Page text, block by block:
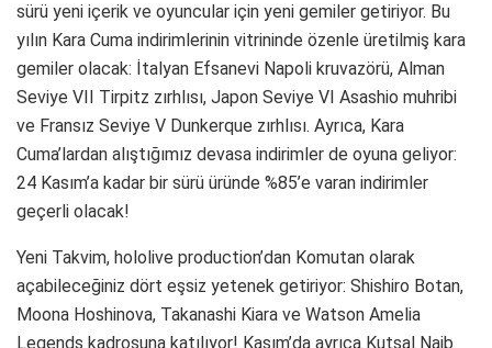
sürü yeni içerik ve oyuncular için yeni gemiler getiriyor. Bu
yılın Kara Cuma indirimlerinin vitrininde özenle üretilmiş kara
gemiler olacak: İtalyan Efsanevi Napoli kruvazörü, Alman
Seviye VII Tirpitz zırhlısı, Japon Seviye VI Asashio muhribi
ve Fransız Seviye V Dunkerque zırhlısı. Ayrıca, Kara
Cuma’lardan alıştığımız devasa indirimler de oyuna geliyor:
24 Kasım’a kadar bir sürü üründe %85’e varan indirimler
geçerli olacak!
Yeni Takvim, hololive production’dan Komutan olarak
açabileceğiniz dört eşsiz yetenek getiriyor: Shishiro Botan,
Moona Hoshinova, Takanashi Kiara ve Watson Amelia
Legends kadrosuna katılıyor! Kasım’da ayrıca Kutsal Naib